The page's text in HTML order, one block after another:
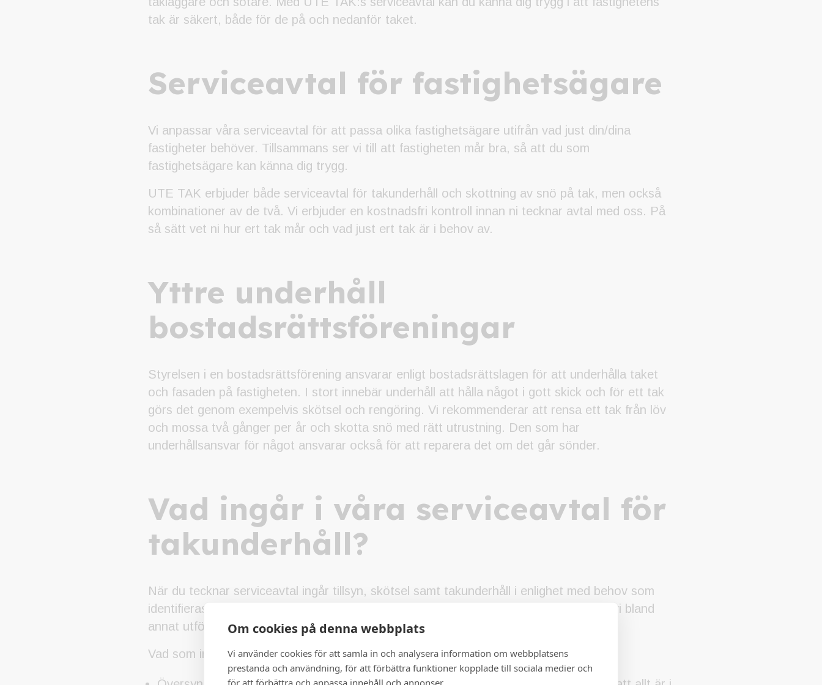
Om cookies på denna webbplats
Vi använder cookies för att samla in och analysera information om webbplatsens
prestanda och användning, för att förbättra funktioner kopplade till sociala medier och
för att förbättra och anpassa innehåll och annonser.
tak är säkert, både för de på och nedanför taket.
Serviceavtal för fastighetsägare
Vi anpassar våra serviceavtal för att passa olika fastighetsägare utifrån vad just din/dina
fastigheter behöver. Tillsammans ser vi till att fastigheten mår bra, så att du som
fastighetsägare kan känna dig trygg.
UTE TAK erbjuder både serviceavtal för takunderhåll och skottning av snö på tak, men också
kombinationer av de två. Vi erbjuder en kostnadsfri kontroll innan ni tecknar avtal med oss. På
så sätt vet ni hur ert tak mår och vad just ert tak är i behov av.
Yttre underhåll
bostadsrättsföreningar
Styrelsen i en bostadsrättsförening ansvarar enligt bostadsrättslagen för att underhålla taket
och fasaden på fastigheten. I stort innebär underhåll att hålla något i gott skick och för ett tak
görs det genom exempelvis skötsel och rengöring. Vi rekommenderar att rensa ett tak från löv
och mossa två gånger per år och skotta snö med rätt utrustning. Den som har
underhållsansvar för något ansvarar också för att reparera det om det går sönder.
Vad ingår i våra serviceavtal för
takunderhåll?
När du tecknar serviceavtal ingår tillsyn, skötsel samt takunderhåll i enlighet med behov som
identifieras. I serviceavtalet ingår det att vi 1 alt. 2 gånger per år gör en kontroll, där vi bland
annat utför städning samt lövrensning på taken.
Vad som ingår i avtal för takunderhåll: